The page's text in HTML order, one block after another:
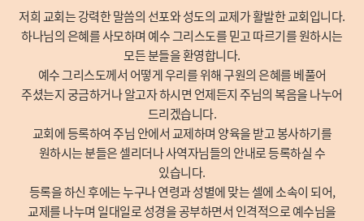
저희 교회는 강력한 말씀의 선포와 성도의 교제가 활발한 교회입니다.
하나님의 은혜를 사모하며 예수 그리스도를 믿고 따르기를 원하시는
모든 분들을 환영합니다.
예수 그리스도께서 어떻게 우리를 위해 구원의 은혜를 베풀어
주셨는지 궁금하거나 알고자 하시면 언제든지 주님의 복음을 나누어
드리겠습니다.
교회에 등록하여 주님 안에서 교제하며 양육을 받고 봉사하기를
원하시는 분들은 셀리더나 사역자님들의 안내로 등록하실 수
있습니다.
등록을 하신 후에는 누구나 연령과 성별에 맞는 셀에 소속이 되어,
교제를 나누며 일대일로 성경을 공부하면서 인격적으로 예수님을